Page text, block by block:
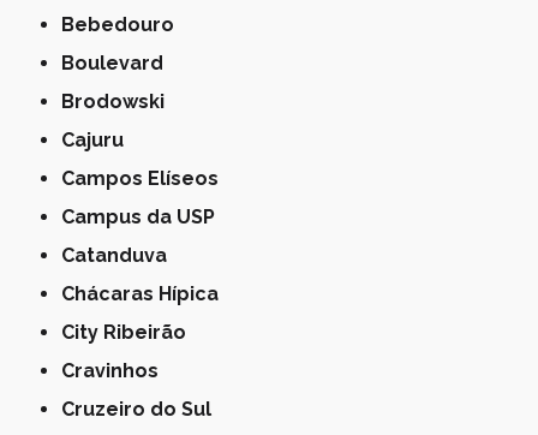
Bebedouro
Boulevard
Brodowski
Cajuru
Campos Elíseos
Campus da USP
Catanduva
Chácaras Hípica
City Ribeirão
Cravinhos
Cruzeiro do Sul